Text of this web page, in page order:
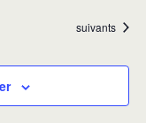
Évènements
suivants